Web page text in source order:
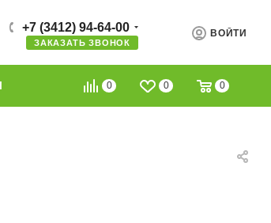
ВОЙТИ
+7 (3412) 94-64-00
ЗАКАЗАТЬ ЗВОНОК
0 0 0